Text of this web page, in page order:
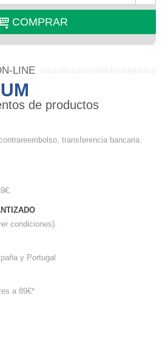
COMPRAR
LINE
de productos
transferencia bancaria.
condiciones).
y Portugal
a 89€*